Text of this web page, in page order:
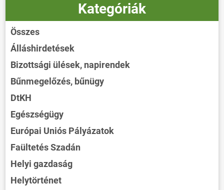
Kategóriák
Összes
Álláshirdetések
Bizottsági ülések, napirendek
Bűnmegelőzés, bűnügy
DtKH
Egészségügy
Európai Uniós Pályázatok
Faültetés Szadán
Helyi gazdaság
Helytörténet